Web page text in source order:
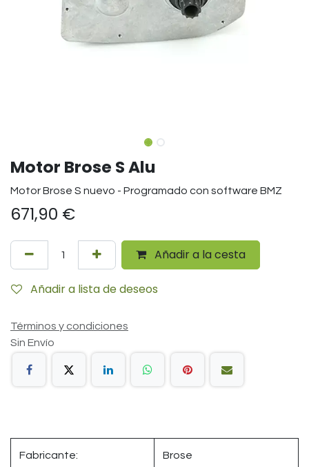
Motor Brose S Alu
Motor Brose S nuevo - Programado con software BMZ
671,90 €
Añadir a la cesta
Añadir a lista de deseos
Términos y condiciones
Sin Envío
Fabricante: Brose